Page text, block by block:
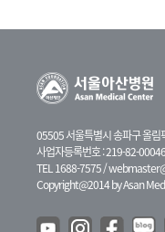
05505 서울특별시 송파구 올
사업자등록번호 : 219-82-
TEL 1688-7575 /
Copyright@2014 by Asan